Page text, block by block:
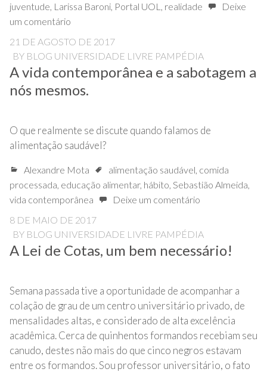
juventude, Larissa Baroni, Portal UOL , realidade
Deixe
um comentário
21 DE AGOSTO DE 2017
BY BLOG UNIVERSIDADE LIVRE PAMPÉDIA
A vida contemporânea e a sabotagem a
nós mesmos.
O que realmente se discute quando falamos de
alimentação saudável?
Alexandre Mota alimentação saudável, comida
processada, educação alimentar, hábito, Sebastião Almeida,
vida contemporânea
Deixe um comentário
8 DE MAIO DE 2017
BY BLOG UNIVERSIDADE LIVRE PAMPÉDIA
A Lei de Cotas, um bem necessário!
Semana passada tive a oportunidade de acompanhar a
colação de grau de um centro universitário privado, de
mensalidades altas, e considerado de alta excelência
acadêmica. Cerca de quinhentos formandos recebiam seu
canudo, destes não mais do que cinco negros estavam
entre os formandos. Sou professor universitário, o fato